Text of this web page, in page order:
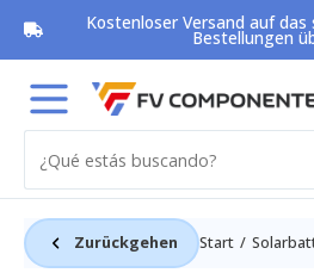
Inhalt
springen
Kostenloser Versand auf
Bestellungen
Zurückgehen Start